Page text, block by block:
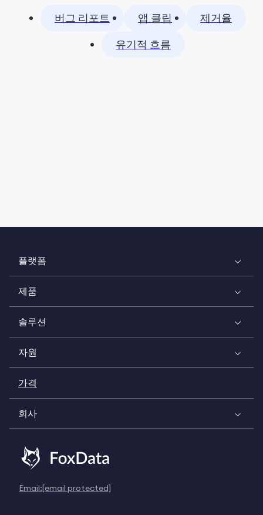
버그 리포트 앱 클립
제거율
유기적 흐름
플랫폼
제품
솔루션
자원
가격
회사
Email:[email protected]